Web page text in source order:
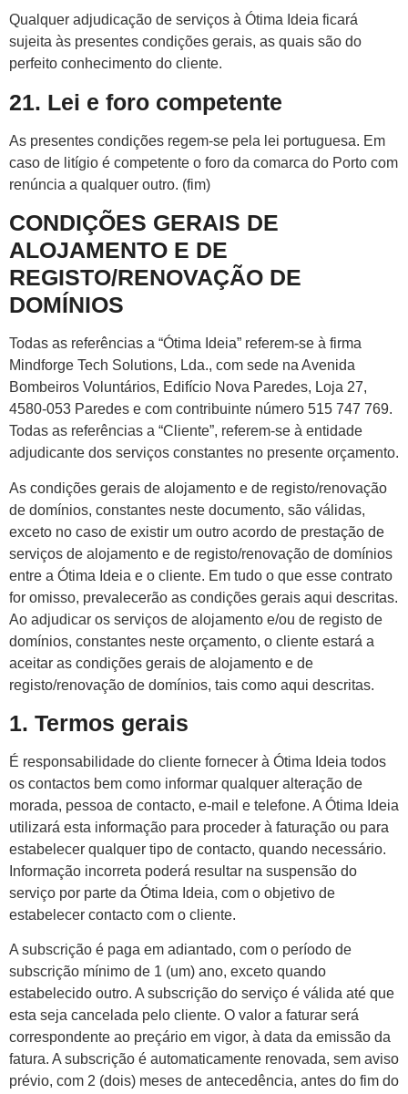
Qualquer adjudicação de serviços à Ótima Ideia ficará
sujeita às presentes condições gerais, as quais são do
perfeito conhecimento do cliente.
21. Lei e foro competente
As presentes condições regem-se pela lei portuguesa. Em
caso de litígio é competente o foro da comarca do Porto com
renúncia a qualquer outro. (fim)
CONDIÇÕES GERAIS DE
ALOJAMENTO E DE
REGISTO/RENOVAÇÃO DE
DOMÍNIOS
Todas as referências a “Ótima Ideia” referem-se à firma
Mindforge Tech Solutions, Lda., com sede na Avenida
Bombeiros Voluntários, Edifício Nova Paredes, Loja 27,
4580-053 Paredes e com contribuinte número 515 747 769.
Todas as referências a “Cliente”, referem-se à entidade
adjudicante dos serviços constantes no presente orçamento.
As condições gerais de alojamento e de registo/renovação
de domínios, constantes neste documento, são válidas,
exceto no caso de existir um outro acordo de prestação de
serviços de alojamento e de registo/renovação de domínios
entre a Ótima Ideia e o cliente. Em tudo o que esse contrato
for omisso, prevalecerão as condições gerais aqui descritas.
Ao adjudicar os serviços de alojamento e/ou de registo de
domínios, constantes neste orçamento, o cliente estará a
aceitar as condições gerais de alojamento e de
registo/renovação de domínios, tais como aqui descritas.
1. Termos gerais
É responsabilidade do cliente fornecer à Ótima Ideia todos
os contactos bem como informar qualquer alteração de
morada, pessoa de contacto, e-mail e telefone. A Ótima Ideia
utilizará esta informação para proceder à faturação ou para
estabelecer qualquer tipo de contacto, quando necessário.
Informação incorreta poderá resultar na suspensão do
serviço por parte da Ótima Ideia, com o objetivo de
estabelecer contacto com o cliente.
A subscrição é paga em adiantado, com o período de
subscrição mínimo de 1 (um) ano, exceto quando
estabelecido outro. A subscrição do serviço é válida até que
esta seja cancelada pelo cliente. O valor a faturar será
correspondente ao preçário em vigor, à data da emissão da
fatura. A subscrição é automaticamente renovada, sem aviso
prévio, com 2 (dois) meses de antecedência, antes do fim do